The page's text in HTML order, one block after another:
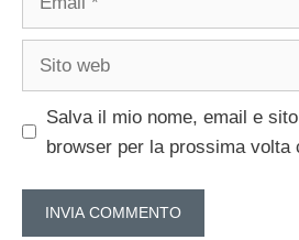
Salva il mio nome, email e
browser per la prossima volta